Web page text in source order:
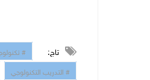
تاج: #
# التدريب التكنولوجي